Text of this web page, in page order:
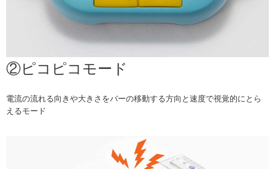
②ピコピコモード
電流の流れる向きや大きさをバーの移動する方向と速度で視覚的にとら
えるモード